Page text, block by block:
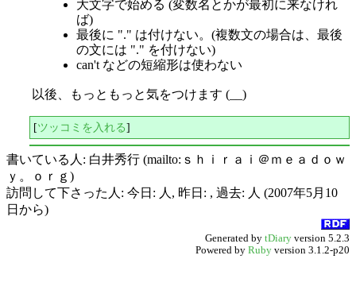
大文字で始める (変数名とかが最初に来なけれ
ば)
最後に "." は付けない。(複数文の場合は、最後
の文には "." を付けない)
can't などの短縮形は使わない
以後、もっともっと気をつけます (__)
[ツッコミを入れる]
書いている人: 白井秀行 (mailto:ｓｈｉｒａｉ＠ｍｅａｄｏｗ
ｙ。ｏｒｇ)
訪問して下さった人: 今日: 人, 昨日: , 過去: 人 (2007年5月10
日から)
Generated by tDiary version 5.2.3
Powered by Ruby version 3.1.2-p20